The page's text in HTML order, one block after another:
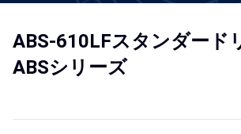
ABS-610LFスタンダー
ABSシリーズ